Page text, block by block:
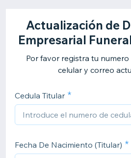
Actualización de
Empresarial
Por favor registra tu
celular y correo
Cedula Titular
Fecha De Nacimiento (Titular)